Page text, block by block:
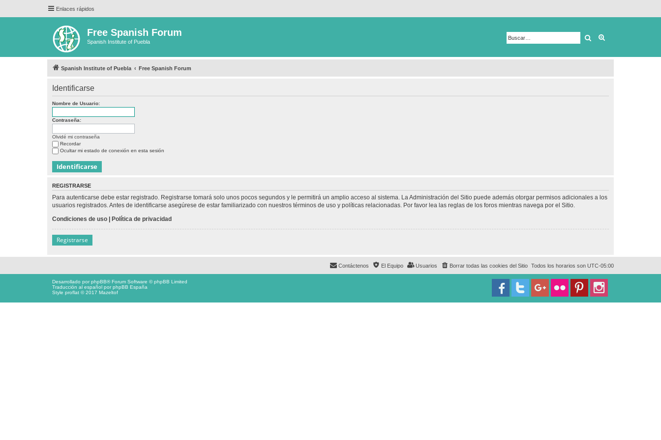
Enlaces rápidos
Free Spanish Forum
Spanish Institute of Puebla Buscar
Spanish Institute of Puebla Free Spanish Forum
Identificarse
Nombre de Usuario:
Contraseña:
Olvidé mi contraseña
Recordar
Ocultar mi estado de conexión en esta sesión
REGISTRARSE
Para autenticarse debe estar registrado. Registrarse tomará solo unos pocos segundos y le permitirá un amplio acceso al sistema. La Administración del Sitio puede además otorgar permisos adicionales a los
usuarios registrados. Antes de identificarse asegúrese de estar familiarizado con nuestros términos de uso y políticas relacionadas. Por favor lea las reglas de los foros mientras navega por el Sitio.
Condiciones de uso | Política de privacidad
Registrarse
Todos los horarios son UTC-05:00
Borrar todas las cookies del Sitio
Usuarios
El Equipo
Contáctenos
Desarrollado porphpBB® Forum Software © phpBB Limited
Traducción al español porphpBB España
Style proflat © 2017 Mazeltof